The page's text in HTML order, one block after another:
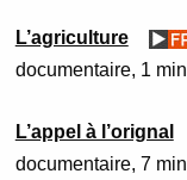
L’agriculture
documentaire 1 min
L’appel à l’orignal
documentaire 7 min